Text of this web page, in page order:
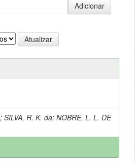
;SILVA, R. K. da;NOBRE, L. L. DE